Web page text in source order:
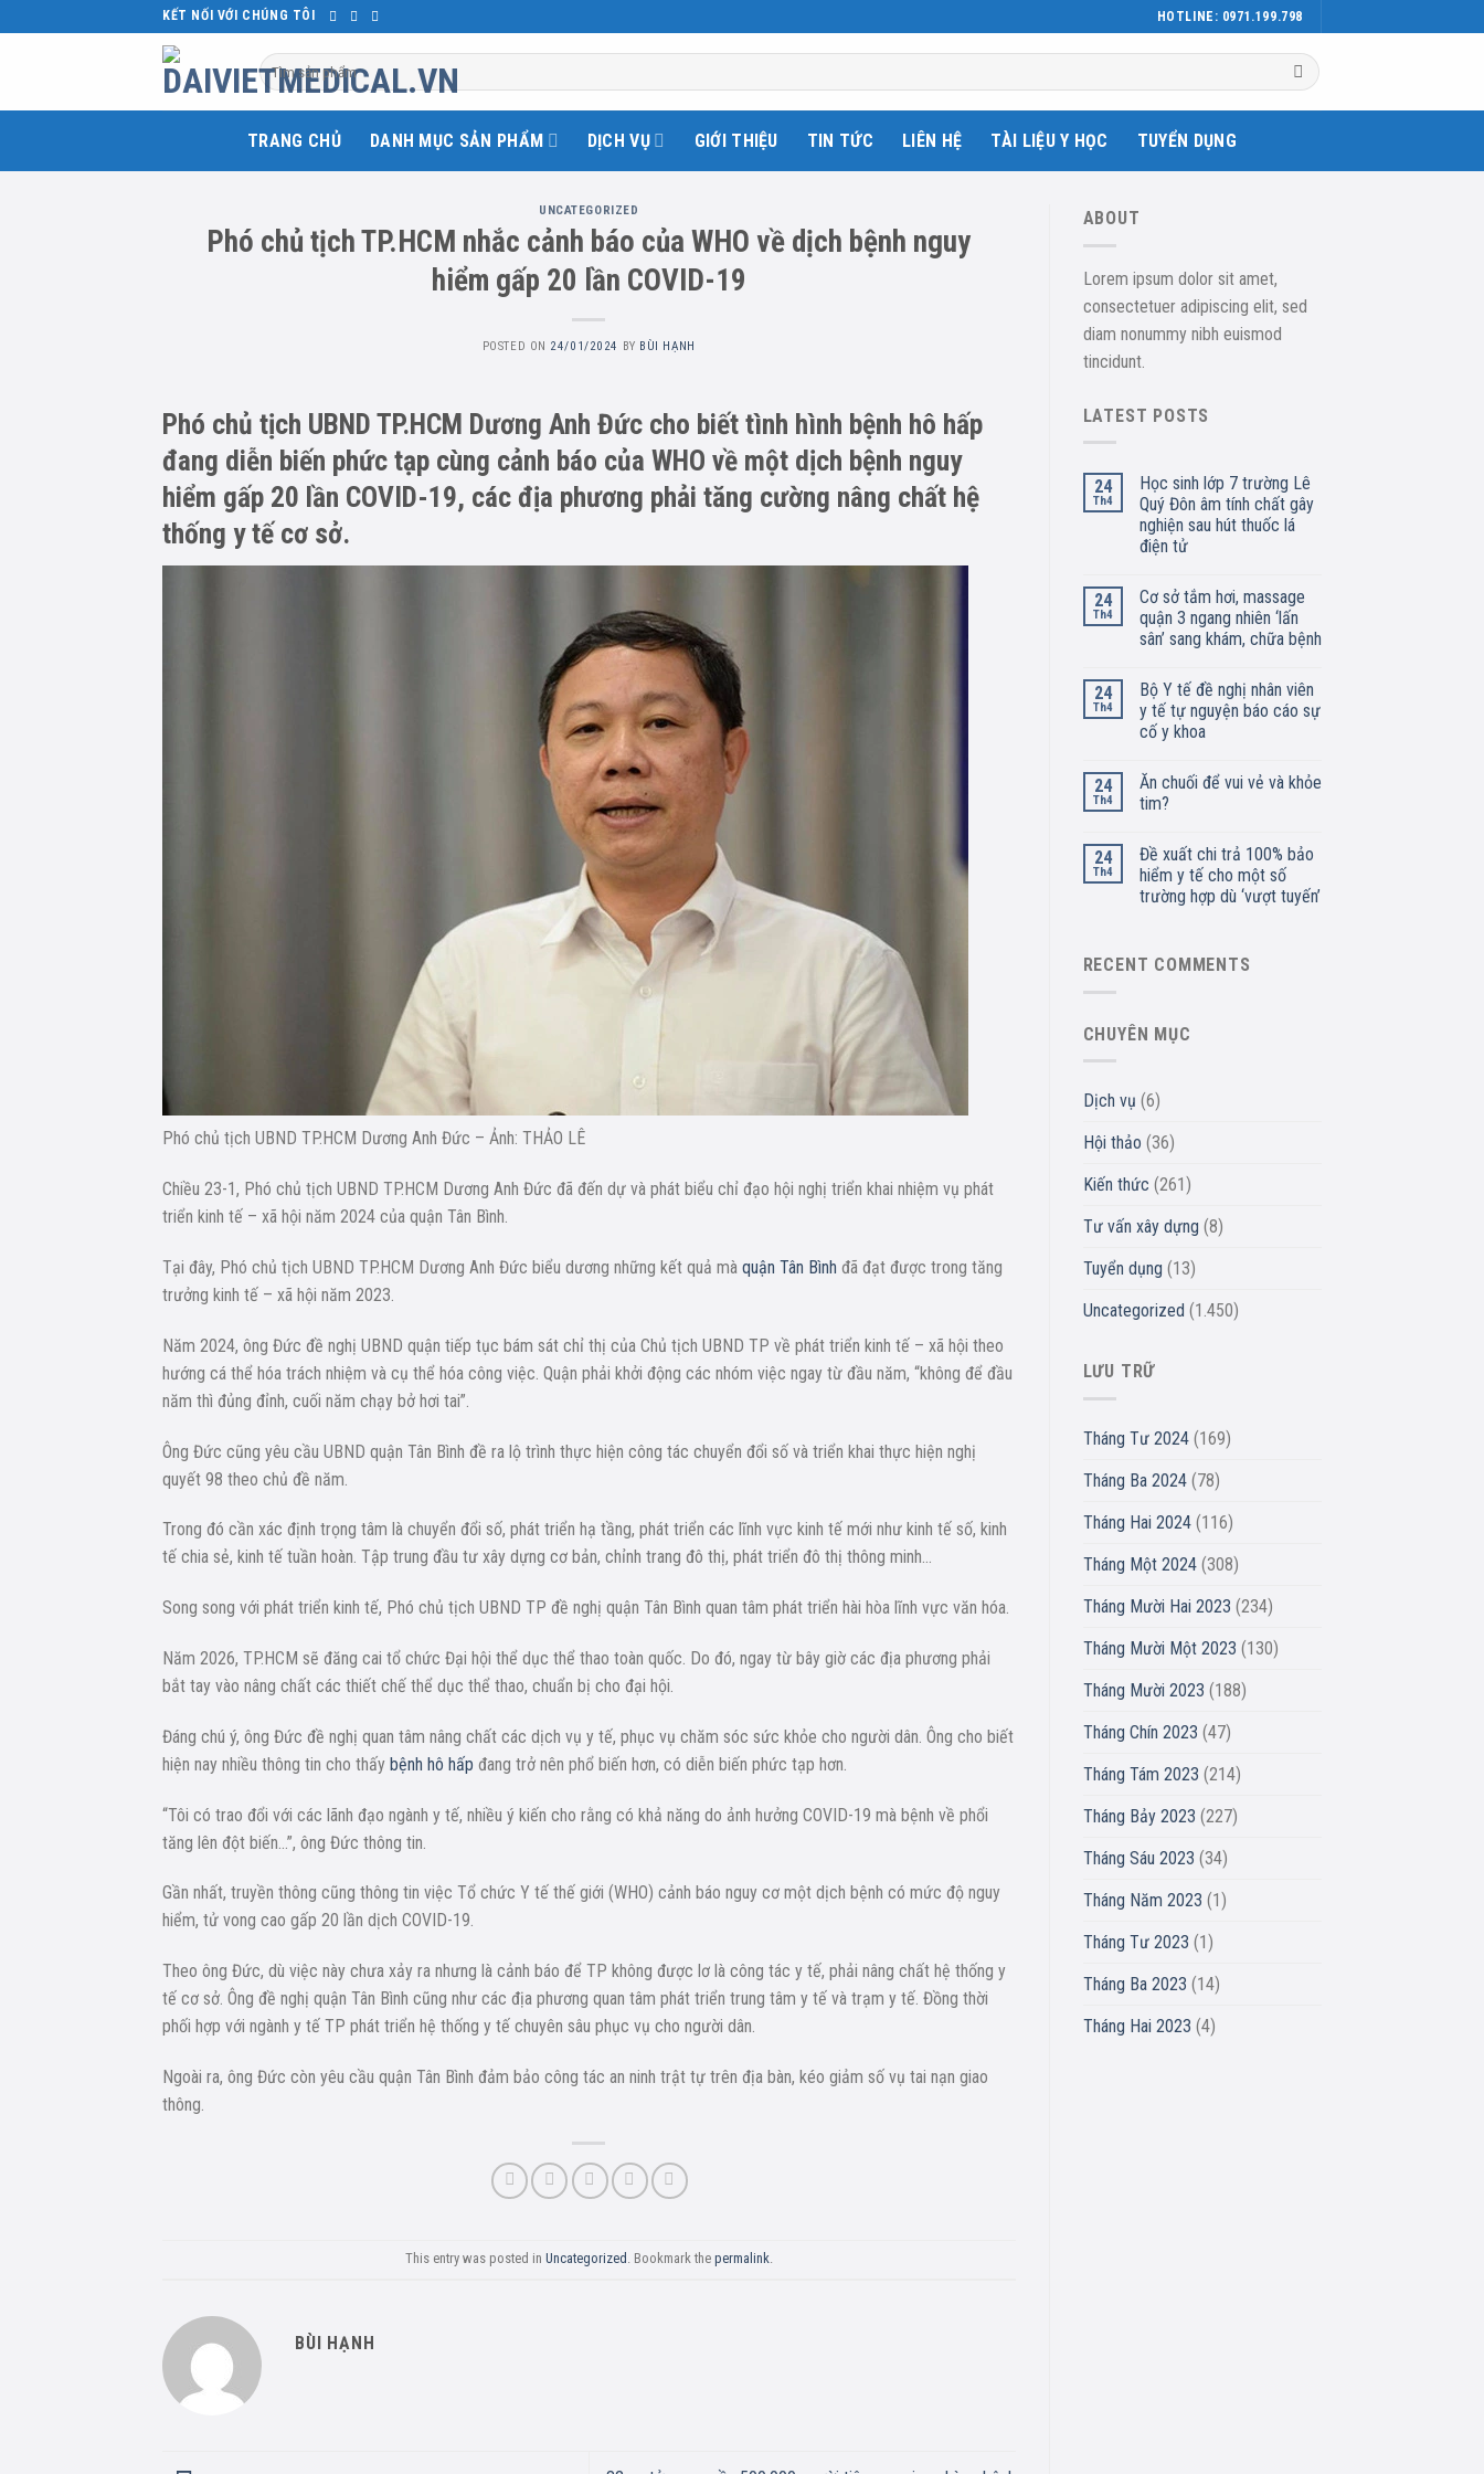
to
KẾT NỐI VỚI CHÚNG TÔI HOTLINE: 0971.199.798
Tìm
kiếm:
TRANG CHỦ DANH MỤC SẢN PHẨM DỊCH VỤ GIỚI THIỆU TIN TỨC LIÊN HỆ TÀI LIỆU Y HỌC TUYỂN DỤNG
UNCATEGORIZED
Phó chủ tịch TP.HCM nhắc cảnh báo của WHO về dịch bệnh nguy
hiểm gấp 20 lần COVID-19
POSTED ON 24/01/2024 BY BÙI HẠNH
Phó chủ tịch UBND TP.HCM Dương Anh Đức cho biết tình hình bệnh hô hấp
đang diễn biến phức tạp cùng cảnh báo của WHO về một dịch bệnh nguy
hiểm gấp 20 lần COVID-19, các địa phương phải tăng cường nâng chất hệ
thống y tế cơ sở.
Phó chủ tịch UBND TP.HCM Dương Anh Đức – Ảnh: THẢO LÊ
Chiều 23-1, Phó chủ tịch UBND TP.HCM Dương Anh Đức đã đến dự và phát biểu chỉ đạo hội nghị triển khai nhiệm vụ phát
triển kinh tế – xã hội năm 2024 của quận Tân Bình.
Tại đây, Phó chủ tịch UBND TP.HCM Dương Anh Đức biểu dương những kết quả mà quận Tân Bình đã đạt được trong tăng
trưởng kinh tế – xã hội năm 2023.
Năm 2024, ông Đức đề nghị UBND quận tiếp tục bám sát chỉ thị của Chủ tịch UBND TP về phát triển kinh tế – xã hội theo
hướng cá thể hóa trách nhiệm và cụ thể hóa công việc. Quận phải khởi động các nhóm việc ngay từ đầu năm, “không để đầu
năm thì đủng đỉnh, cuối năm chạy bở hơi tai”.
Ông Đức cũng yêu cầu UBND quận Tân Bình đề ra lộ trình thực hiện công tác chuyển đổi số và triển khai thực hiện nghị
quyết 98 theo chủ đề năm.
Trong đó cần xác định trọng tâm là chuyển đổi số, phát triển hạ tầng, phát triển các lĩnh vực kinh tế mới như kinh tế số, kinh
tế chia sẻ, kinh tế tuần hoàn. Tập trung đầu tư xây dựng cơ bản, chỉnh trang đô thị, phát triển đô thị thông minh…
Song song với phát triển kinh tế, Phó chủ tịch UBND TP đề nghị quận Tân Bình quan tâm phát triển hài hòa lĩnh vực văn hóa.
Năm 2026, TP.HCM sẽ đăng cai tổ chức Đại hội thể dục thể thao toàn quốc. Do đó, ngay từ bây giờ các địa phương phải
bắt tay vào nâng chất các thiết chế thể dục thể thao, chuẩn bị cho đại hội.
Đáng chú ý, ông Đức đề nghị quan tâm nâng chất các dịch vụ y tế, phục vụ chăm sóc sức khỏe cho người dân. Ông cho biết
hiện nay nhiều thông tin cho thấy bệnh hô hấp đang trở nên phổ biến hơn, có diễn biến phức tạp hơn.
“Tôi có trao đổi với các lãnh đạo ngành y tế, nhiều ý kiến cho rằng có khả năng do ảnh hưởng COVID-19 mà bệnh về phổi
tăng lên đột biến…”, ông Đức thông tin.
Gần nhất, truyền thông cũng thông tin việc Tổ chức Y tế thế giới (WHO) cảnh báo nguy cơ một dịch bệnh có mức độ nguy
hiểm, tử vong cao gấp 20 lần dịch COVID-19.
Theo ông Đức, dù việc này chưa xảy ra nhưng là cảnh báo để TP không được lơ là công tác y tế, phải nâng chất hệ thống y
tế cơ sở. Ông đề nghị quận Tân Bình cũng như các địa phương quan tâm phát triển trung tâm y tế và trạm y tế. Đồng thời
phối hợp với ngành y tế TP phát triển hệ thống y tế chuyên sâu phục vụ cho người dân.
Ngoài ra, ông Đức còn yêu cầu quận Tân Bình đảm bảo công tác an ninh trật tự trên địa bàn, kéo giảm số vụ tai nạn giao
thông.
This entry was posted in Uncategorized . Bookmark the permalink.
BÙI HẠNH
ABOUT
Lorem ipsum dolor sit amet,
consectetuer adipiscing elit, sed
diam nonummy nibh euismod
tincidunt.
LATEST POSTS
24
Th4
Học sinh lớp 7 trường Lê
Quý Đôn âm tính chất gây
nghiện sau hút thuốc lá
điện tử
24
Th4
Cơ sở tắm hơi, massage
quận 3 ngang nhiên ‘lấn
sân’ sang khám, chữa bệnh
24
Th4
Bộ Y tế đề nghị nhân viên
y tế tự nguyện báo cáo sự
cố y khoa
24
Th4
Ăn chuối để vui vẻ và khỏe
tim?
24
Th4
Đề xuất chi trả 100% bảo
hiểm y tế cho một số
trường hợp dù ‘vượt tuyến’
RECENT COMMENTS
CHUYÊN MỤC
Dịch vụ (6)
Hội thảo (36)
Kiến thức (261)
Tư vấn xây dựng (8)
Tuyển dụng (13)
Uncategorized (1.450)
LƯU TRỮ
Tháng Tư 2024(169)
Tháng Ba 2024(78)
Tháng Hai 2024(116)
Tháng Một 2024(308)
Tháng Mười Hai 2023 (234)
Tháng Mười Một 2023 (130)
Tháng Mười 2023 (188)
Tháng Chín 2023 (47)
Tháng Tám 2023 (214)
Tháng Bảy 2023 (227)
Tháng Sáu 2023 (34)
Tháng Năm 2023 (1)
Tháng Tư 2023 (1)
Tháng Ba 2023 (14)
Tháng Hai 2023 (4)